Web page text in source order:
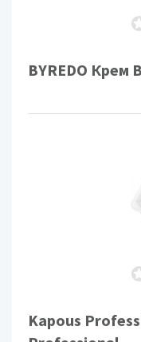
BYREDO Крем
Kapous